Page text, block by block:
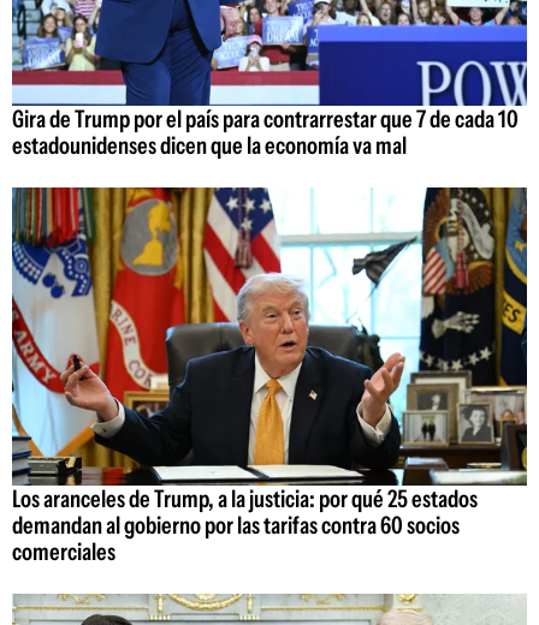
Gira de Trump por el país para contrarrestar que 7 de cada 10
estadounidenses dicen que la economía va mal
Los aranceles de Trump, a la justicia: por qué 25 estados
demandan al gobierno por las tarifas contra 60 socios
comerciales